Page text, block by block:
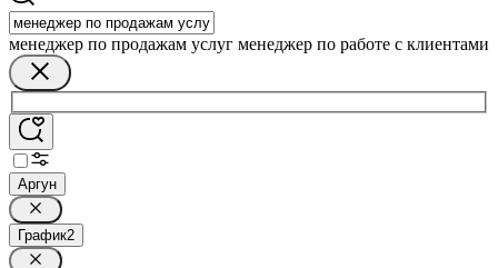
менеджер по продажам услуг менеджер по работе с клиентами
Аргун
График2